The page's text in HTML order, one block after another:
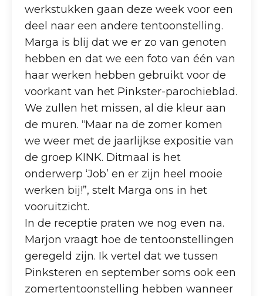
werkstukken gaan deze week voor een
deel naar een andere tentoonstelling.
Marga is blij dat we er zo van genoten
hebben en dat we een foto van één van
haar werken hebben gebruikt voor de
voorkant van het Pinkster-parochieblad.
We zullen het missen, al die kleur aan
de muren. “Maar na de zomer komen
we weer met de jaarlijkse expositie van
de groep KINK. Ditmaal is het
onderwerp ‘Job’ en er zijn heel mooie
werken bij!”, stelt Marga ons in het
vooruitzicht.
In de receptie praten we nog even na.
Marjon vraagt hoe de tentoonstellingen
geregeld zijn. Ik vertel dat we tussen
Pinksteren en september soms ook een
zomertentoonstelling hebben wanneer